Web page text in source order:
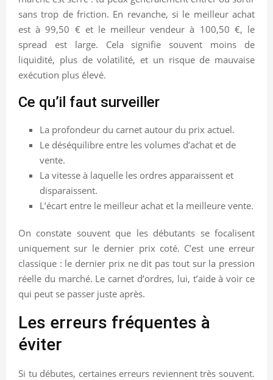
sans trop de friction. En revanche, si le meilleur achat
est à 99,50 € et le meilleur vendeur à 100,50 €, le
spread est large. Cela signifie souvent moins de
liquidité, plus de volatilité, et un risque de mauvaise
exécution plus élevé.
Ce qu’il faut surveiller
La profondeur du carnet autour du prix actuel.
Le déséquilibre entre les volumes d’achat et de
vente.
La vitesse à laquelle les ordres apparaissent et
disparaissent.
L’écart entre le meilleur achat et la meilleure vente.
On constate souvent que les débutants se focalisent
uniquement sur le dernier prix coté. C’est une erreur
classique : le dernier prix ne dit pas tout sur la pression
réelle du marché. Le carnet d’ordres, lui, t’aide à voir ce
qui peut se passer juste après.
Les erreurs fréquentes à
éviter
Si tu débutes, certaines erreurs reviennent très souvent.